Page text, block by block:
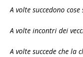
A volte succedono cose
A volte incontri dei
A volte succede che la